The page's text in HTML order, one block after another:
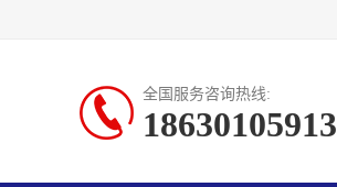
全国服务咨询热线:
18630105913